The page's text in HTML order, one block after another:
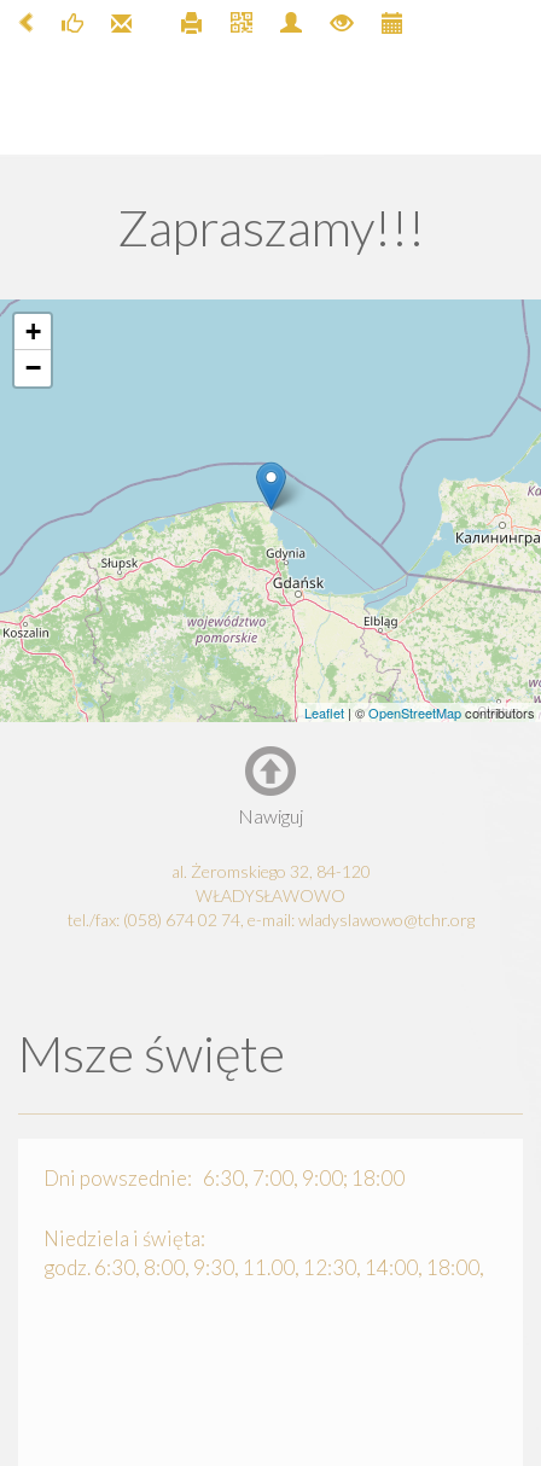
Zapraszamy!!!
+
−
Leaflet | ©OpenStreetMapcontributors
Nawiguj
al. Żeromskiego 32, 84-120
WŁADYSŁAWOWO
tel./fax: (058) 674 02 74, e-mail: wladyslawowo@tchr.org
Msze święte
Dni powszednie: 6:30, 7:00, 9:00; 18:00
Niedziela i święta:
godz. 6:30, 8:00, 9:30, 11.00, 12:30, 14:00, 18:00,